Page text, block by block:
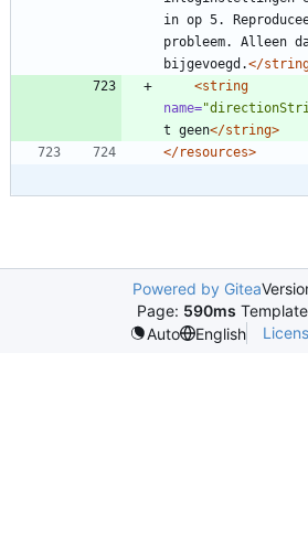
in op 5.
probleem. Alleen
bijgevoegd.</
<string
name=
t geen</string>
</resources>
Powered by Gitea
Page: 590ms
Auto
English